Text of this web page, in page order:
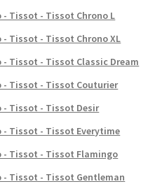
- Tissot - Tissot Chrono L
- Tissot - Tissot Chrono XL
- Tissot - Tissot Classic Dream
- Tissot - Tissot Couturier
- Tissot - Tissot Desir
- Tissot - Tissot Everytime
- Tissot - Tissot Flamingo
- Tissot - Tissot Gentleman